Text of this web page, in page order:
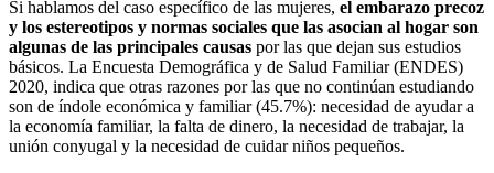
Si hablamos del caso específico de las mujeres, el embarazo precoz
y los estereotipos y normas sociales que las asocian al hogar son
algunas de las principales causas por las que dejan sus estudios
básicos. La Encuesta Demográfica y de Salud Familiar (ENDES)
2020, indica que otras razones por las que no continúan estudiando
son de índole económica y familiar (45.7%): necesidad de ayudar a
la economía familiar, la falta de dinero, la necesidad de trabajar, la
unión conyugal y la necesidad de cuidar niños pequeños.